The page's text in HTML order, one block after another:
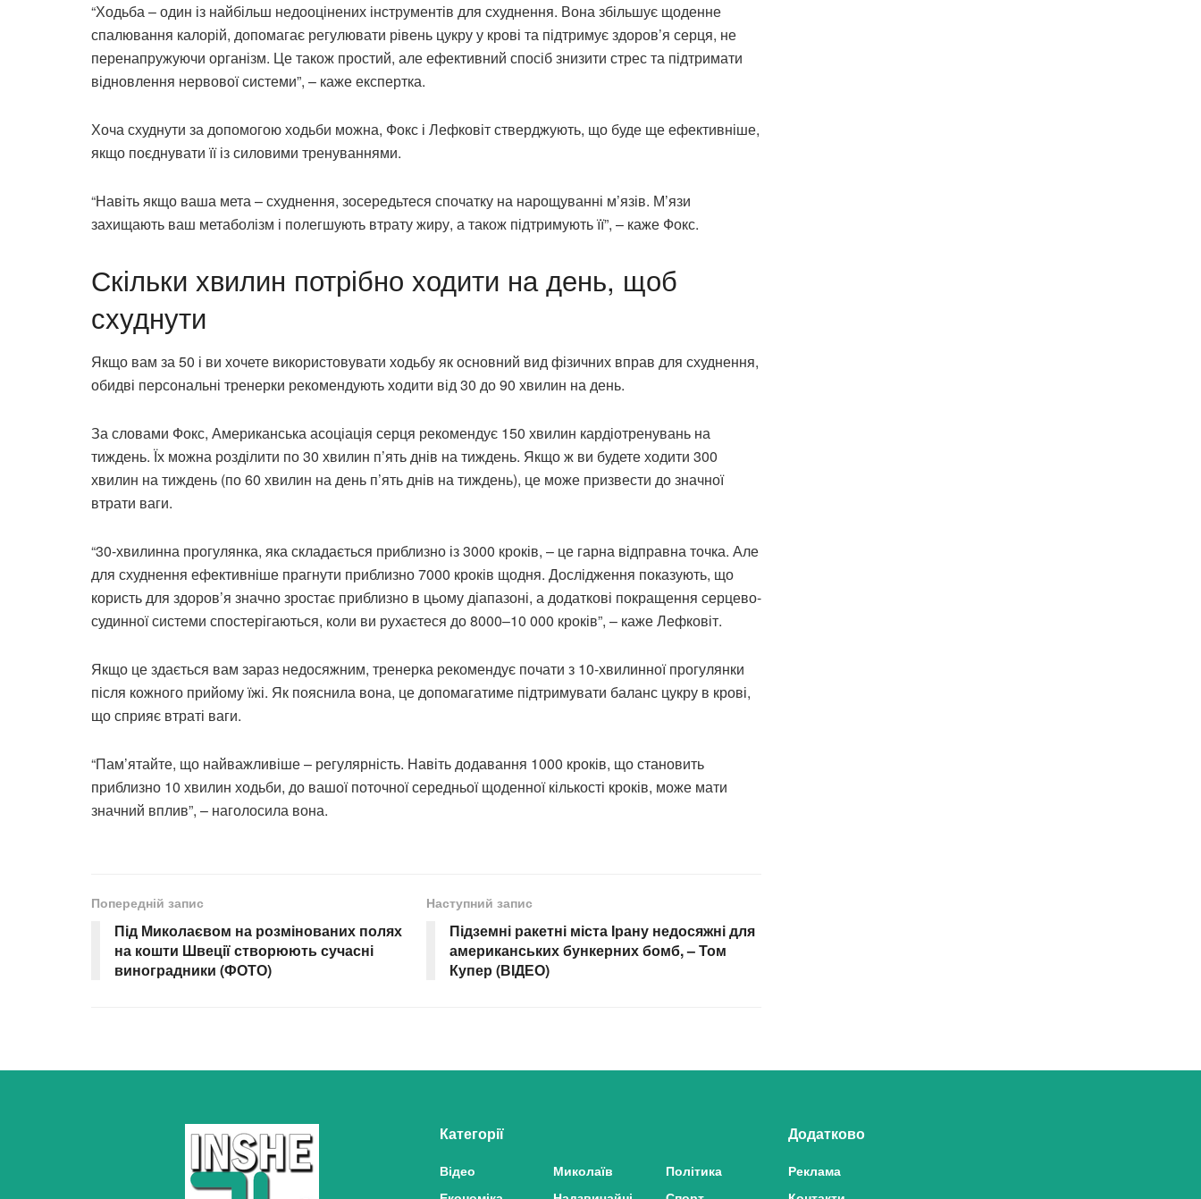
“Ходьба – один із найбільш недооцінених інструментів для схуднення. Вона збільшує щоденне
спалювання калорій, допомагає регулювати рівень цукру у крові та підтримує здоров’я серця, не
перенапружуючи організм. Це також простий, але ефективний спосіб знизити стрес та підтримати
відновлення нервової системи”, – каже експертка.
Хоча схуднути за допомогою ходьби можна, Фокс і Лефковіт стверджують, що буде ще ефективніше,
якщо поєднувати її із силовими тренуваннями.
“Навіть якщо ваша мета – схуднення, зосередьтеся спочатку на нарощуванні м’язів. М’язи
захищають ваш метаболізм і полегшують втрату жиру, а також підтримують її”, – каже Фокс.
Скільки хвилин потрібно ходити на день, щоб
схуднути
Якщо вам за 50 і ви хочете використовувати ходьбу як основний вид фізичних вправ для схуднення,
обидві персональні тренерки рекомендують ходити від 30 до 90 хвилин на день.
За словами Фокс, Американська асоціація серця рекомендує 150 хвилин кардіотренувань на
тиждень. Їх можна розділити по 30 хвилин п’ять днів на тиждень. Якщо ж ви будете ходити 300
хвилин на тиждень (по 60 хвилин на день п’ять днів на тиждень), це може призвести до значної
втрати ваги.
“30-хвилинна прогулянка, яка складається приблизно із 3000 кроків, – це гарна відправна точка. Але
для схуднення ефективніше прагнути приблизно 7000 кроків щодня. Дослідження показують, що
користь для здоров’я значно зростає приблизно в цьому діапазоні, а додаткові покращення серцево-
судинної системи спостерігаються, коли ви рухаєтеся до 8000–10 000 кроків”, – каже Лефковіт.
Якщо це здається вам зараз недосяжним, тренерка рекомендує почати з 10-хвилинної прогулянки
після кожного прийому їжі. Як пояснила вона, це допомагатиме підтримувати баланс цукру в крові,
що сприяє втраті ваги.
“Пам’ятайте, що найважливіше – регулярність. Навіть додавання 1000 кроків, що становить
приблизно 10 хвилин ходьби, до вашої поточної середньої щоденної кількості кроків, може мати
значний вплив”, – наголосила вона.
Попередній запис
Під Миколаєвом на розмінованих полях
на кошти Швеції створюють сучасні
виноградники (ФОТО)
Наступний запис
Підземні ракетні міста Ірану недосяжні для
американських бункерних бомб, – Том
Купер (ВІДЕО)
Категорії
Відео
Миколаїв
Політика
Додатково
Реклама